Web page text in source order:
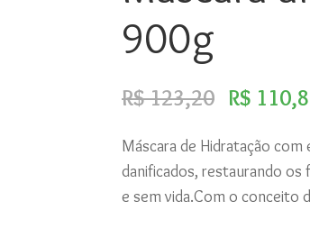
900g
R$ 123,20 R$
Máscara de Hidratação
danificados, restaurando
e sem vida.Com o conceito